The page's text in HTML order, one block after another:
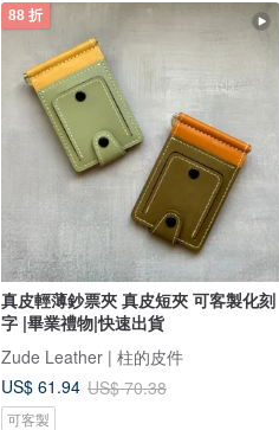
88 折
真皮輕薄鈔票夾 真皮短夾 可客製化刻
字 |畢業禮物|快速出貨
Zude Leather | 柱的皮件
US$ 61.94 US$ 70.38
可客製